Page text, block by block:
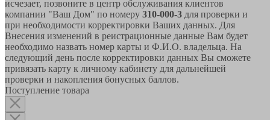
исчезает, позвоните в центр обслуживания клиентов
компании "Ваш Дом" по номеру 310-000-3 для проверки и
при необходимости корректировки Ваших данных. Для
Внесения изменений в реистрационные данные Вам будет
необходимо назвать номер карты и Ф.И.О. владельца. На
следующий день после корректировки данных Вы сможете
привязать карту к личному кабинету для дальнейшей
проверки и накопления бонусных баллов.
Поступление товара